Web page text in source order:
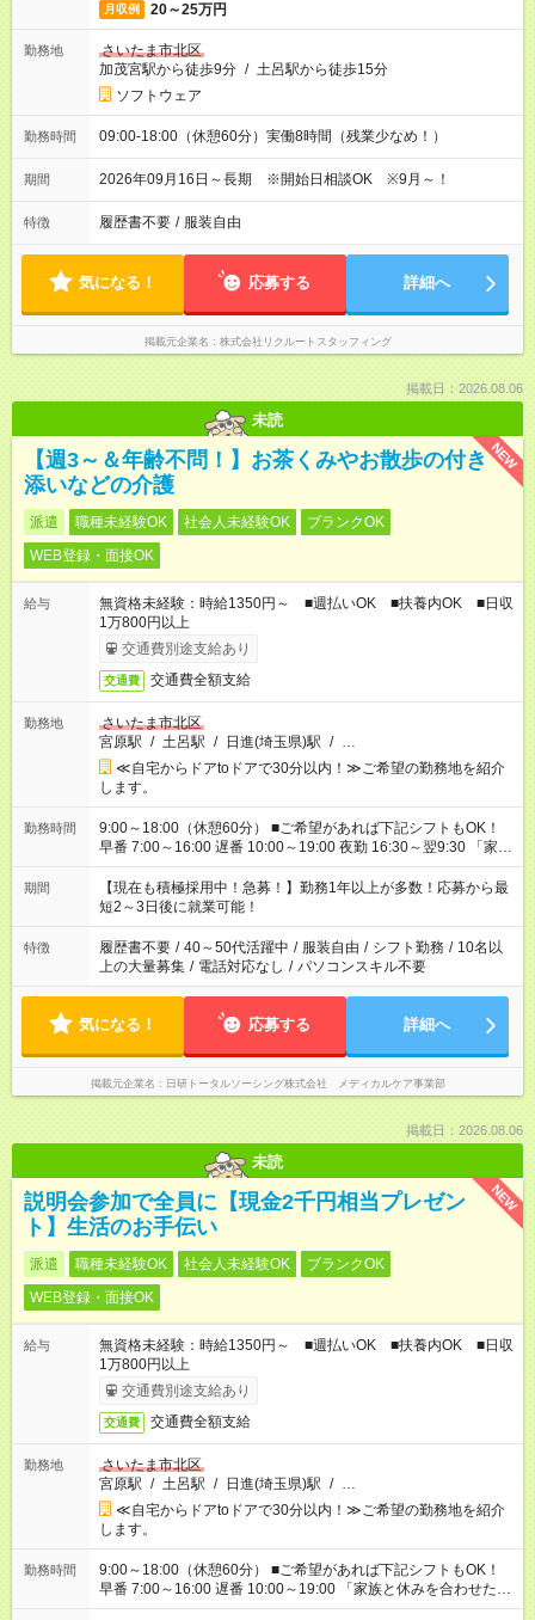
月収例 20～25万円
勤務地
さいたま市北区
加茂宮駅から徒歩9分 / 土呂駅から徒歩15分
ソフトウェア
勤務時間 09:00-18:00（休憩60分）実働8時間（残業少なめ！）
期間 2026年09月16日～長期 ※開始日相談OK ※9月～！
特徴 履歴書不要 / 服装自由
気になる！ 応募する 詳細へ
掲載元企業名 株式会社リクルートスタッフィング
掲載日：2026.08.06
未読
NEW
【週3～＆年齢不問！】お茶くみやお散歩の付き
添いなどの介護
派遣 職種未経験OK 社会人未経験OK
ブランクOK
WEB登録・面接OK
給与
無資格未経験：時給1350円～ ■週払いOK ■扶養内OK ■日収
1万800円以上
交通費別途支給あり
交通費 交通費全額支給
勤務地
さいたま市北区
宮原駅 / 土呂駅 / 日進(埼玉県)駅 / …
≪自宅からドアtoドアで30分以内！≫ご希望の勤務地を紹介
します。
勤務時間
9:00～18:00（休憩60分） ■ご希望があれば下記シフトもOK！
早番 7:00～16:00 遅番 10:00～19:00 夜勤 16:30～翌9:30 「家族
と休みを合わせたい」 「余裕を持って夕飯の準備がしたい」
「できれば残業はしたくない」 など、ご希望を教えてください
ね。 ※Wワーク希望の方へ 今ご覧のお仕事で希望する勤務時間
と、もう1つのお仕事の勤務時間。 合計で週40時間を超える場
合は応募できません。
期間
【現在も積極採用中！急募！】勤務1年以上が多数！応募から最
短2～3日後に就業可能！
特徴 履歴書不要 / 40～50代活躍中 / 服装自由 / シフト勤務 / 10名以
上の大量募集 / 電話対応なし / パソコンスキル不要
気になる！ 応募する 詳細へ
掲載元企業名 日研トータルソーシング株式会社 メディカルケア事業部
掲載日：2026.08.06
未読
NEW
説明会参加で全員に【現金2千円相当プレゼン
ト】生活のお手伝い
派遣 職種未経験OK 社会人未経験OK
ブランクOK
WEB登録・面接OK
給与
無資格未経験：時給1350円～ ■週払いOK ■扶養内OK ■日収
1万800円以上
交通費別途支給あり
交通費 交通費全額支給
勤務地
さいたま市北区
宮原駅 / 土呂駅 / 日進(埼玉県)駅 / …
≪自宅からドアtoドアで30分以内！≫ご希望の勤務地を紹介
します。
勤務時間
9:00～18:00（休憩60分） ■ご希望があれば下記シフトもOK！
早番 7:00～16:00 遅番 10:00～19:00 「家族と休みを合わせた
い」 「余裕を持って夕飯の準備がしたい」 「できれば残業はし